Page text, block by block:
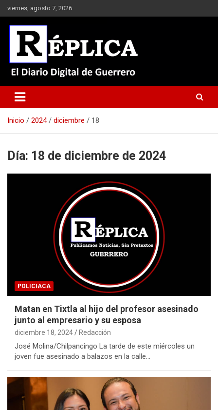
Saltar
al
contenido
viernes, agosto 7, 2026
Réplica
Inicio 2024 diciembre 18
Día: 18 de diciembre de 2024
POLICIACA
Matan en Tixtla al hijo del profesor asesinado
junto al empresario y su esposa
diciembre 18, 2024 Redacción
José Molina/Chilpancingo La tarde de este miércoles un
joven fue asesinado a balazos en la calle…